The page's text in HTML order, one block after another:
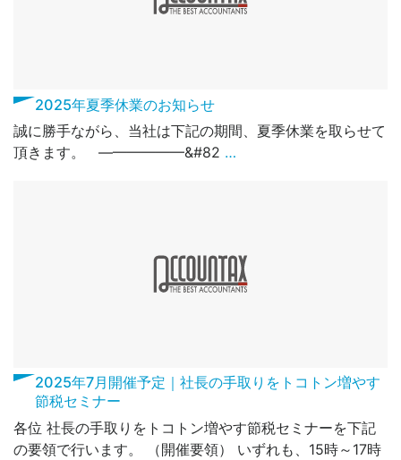
2025年夏季休業のお知らせ
誠に勝手ながら、当社は下記の期間、夏季休業を取らせて
頂きます。 ——————&#82 …
2025年7月開催予定｜社長の手取りをトコトン増やす
節税セミナー
各位 社長の手取りをトコトン増やす節税セミナーを下記
の要領で行います。 （開催要領） いずれも、15時～17時